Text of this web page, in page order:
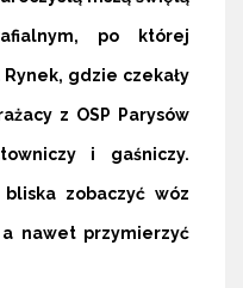
po której
gdzie czekały
z OSP Parysów
i gaśniczy.
zobaczyć wóz
nawet przymierzyć